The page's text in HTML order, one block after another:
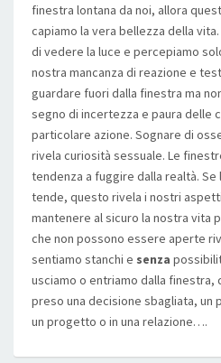
finestra lontana da noi, allora
capiamo la vera bellezza della
di vedere la luce e percepiamo
nostra mancanza di reazione e
guardare fuori dalla finestra ma
segno di incertezza e paura delle
particolare azione. Sognare di
rivela curiosità sessuale. Le
tendenza a fuggire dalla realtà.
tende, questo rivela i nostri
mantenere al sicuro la nostra vita
che non possono essere aperte
sentiamo stanchi e senza
usciamo o entriamo dalla finestra,
preso una decisione sbagliata, un
un progetto o in una relazione….